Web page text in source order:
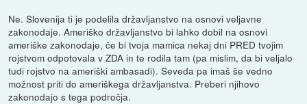
Ne. Slovenija ti je podelila državljanstvo na osnovi veljavne
zakonodaje. Ameriško državljanstvo bi lahko dobil na osnovi
ameriške zakonodaje, če bi tvoja mamica nekaj dni PRED tvojim
rojstvom odpotovala v ZDA in te rodila tam (pa mislim, da bi veljalo
tudi rojstvo na ameriški ambasadi). Seveda pa imaš še vedno
možnost priti do ameriškega državljanstva. Preberi njihovo
zakonodajo s tega področja.